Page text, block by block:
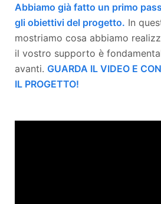
Abbiamo già fatto un primo
gli obiettivi del progetto. In
mostriamo cosa abbiamo
il vostro supporto è
avanti. GUARDA IL VIDEO E
IL PROGETTO!